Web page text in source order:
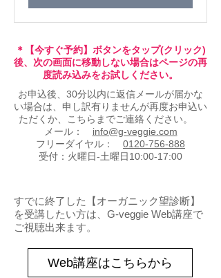
＊【今すぐ予約】ボタンをタップ(クリック)
後、次の画面に移動しない場合はページの再
度読み込みをお試しください。
お申込後、30分以内に返信メールが届かな
い場合は、申し訳有りませんが再度お申込い
ただくか、こちらまでご連絡ください。
メール： info@g-veggie.com
フリーダイヤル： 0120-756-888
受付：火曜日-土曜日10:00-17:00
すでに終了した【オーガニック望診断】
を受講したい方は、G-veggie Web講座で
ご視聴出来ます。
Web講座はこちらから